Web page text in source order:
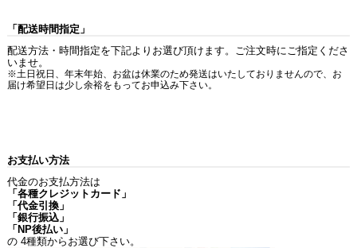
「配送時間指定」
配送方法・時間指定を下記よりお選び頂けます。ご注文時にご指定くださ
いませ。
※土日祝日、年末年始、お盆は休業のため発送はいたしておりませんので、お
届け希望日は少し余裕をもってお申込み下さい。
お支払い方法
代金のお支払方法は
「各種クレジットカード」
「代金引換」
「銀行振込」
「NP後払い」
の 4種類からお選び下さい。